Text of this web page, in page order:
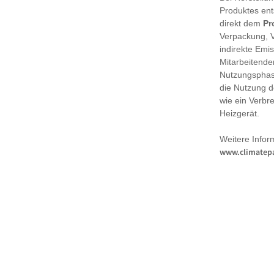
Produktes
direkt dem
Verpackung,
indirekte
die Nutzung
wie ein
Heizgerät.
Weitere